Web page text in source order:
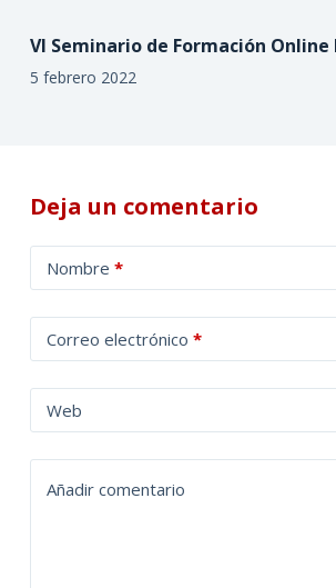
VI Seminario de Formación Online
5 febrero 2022
Deja un comentario
Nombre *
Correo electrónico *
Web
Añadir comentario
l
t
a
t